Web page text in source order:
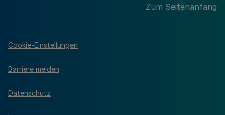
Zum Seitenanfang
Cookie-Einstellungen
Barriere melden
Datenschutz